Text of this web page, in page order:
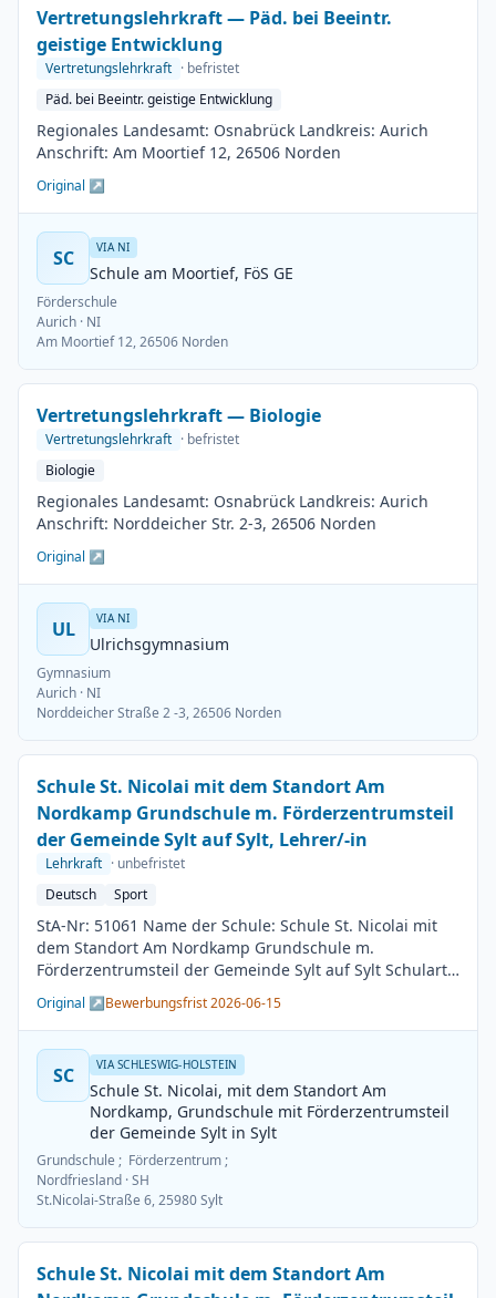
Vertretungslehrkraft — Päd. bei Beeintr.
geistige Entwicklung
Vertretungslehrkraft · befristet
Päd. bei Beeintr. geistige Entwicklung
Regionales Landesamt: Osnabrück Landkreis: Aurich
Anschrift: Am Moortief 12, 26506 Norden
Original ↗
SC VIA NI
Schule am Moortief, FöS GE
Förderschule
Aurich · NI
Am Moortief 12, 26506 Norden
Vertretungslehrkraft — Biologie
Vertretungslehrkraft · befristet
Biologie
Regionales Landesamt: Osnabrück Landkreis: Aurich
Anschrift: Norddeicher Str. 2-3, 26506 Norden
Original ↗
UL VIA NI
Ulrichsgymnasium
Gymnasium
Aurich · NI
Norddeicher Straße 2 -3, 26506 Norden
Schule St. Nicolai mit dem Standort Am
Nordkamp Grundschule m. Förderzentrumsteil
der Gemeinde Sylt auf Sylt, Lehrer/-in
Lehrkraft · unbefristet
Deutsch
Sport
StA-Nr: 51061 Name der Schule: Schule St. Nicolai mit
dem Standort Am Nordkamp Grundschule m.
Förderzentrumsteil der Gemeinde Sylt auf Sylt Schulart:
Grundschule Kreis / Kreisfreie Stadt: Nordfriesland
BesGr / EntGr: Besoldungsgruppe A13 1. Fach: Deutsch
2. Fach: Sport Beschäftigungsdauer: Unbefristet
Arbeitsumfang: Teilzeit möglich Besetzungstermin:
01.08.2026 Bewerbungsschluss: 15.06.2026
Veröffentlichung: 01.06.2026
Original ↗Bewerbungsfrist 2026-06-15
SC VIA SCHLESWIG-HOLSTEIN
Schule St. Nicolai, mit dem Standort Am
Nordkamp, Grundschule mit Förderzentrumsteil
der Gemeinde Sylt in Sylt
Grundschule ; Förderzentrum ;
Nordfriesland · SH
St.Nicolai-Straße 6, 25980 Sylt
Schule St. Nicolai mit dem Standort Am